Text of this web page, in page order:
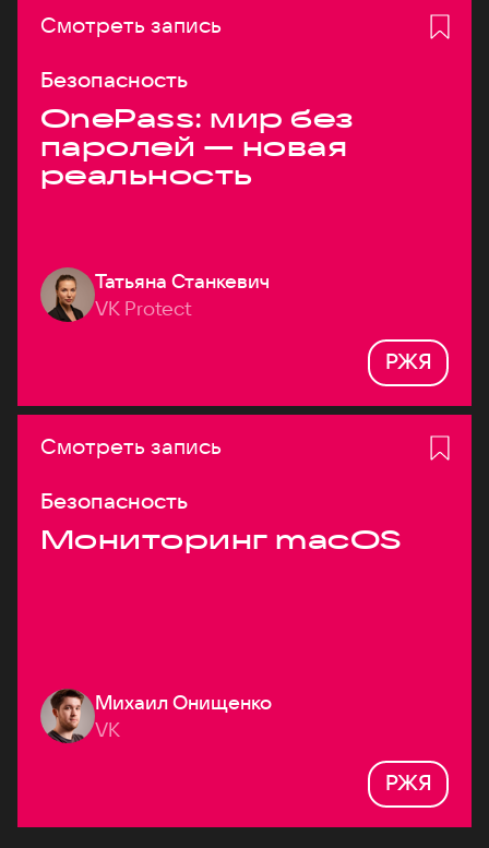
Смотреть запись
Безопасность
OnePass: мир без
паролей — новая
реальность
Татьяна Станкевич
VK Protect
РЖЯ
Смотреть запись
Безопасность
Мониторинг macOS
Михаил Онищенко
VK
РЖЯ